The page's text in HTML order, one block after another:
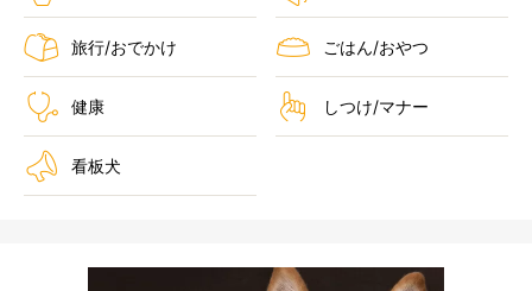
旅行/おでかけ ごはん/おやつ
健康 しつけ/マナー
看板犬